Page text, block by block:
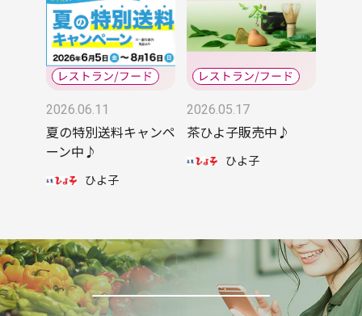
2026.06.11
夏の特別送料キャンペ
ーン中♪
ひよ子
2026.05.17
茶ひよ子販売中♪
ひよ子